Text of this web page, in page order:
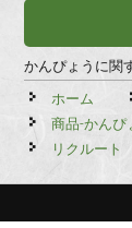
かんぴょうに関
ホーム
商品-かんぴ
リクルート